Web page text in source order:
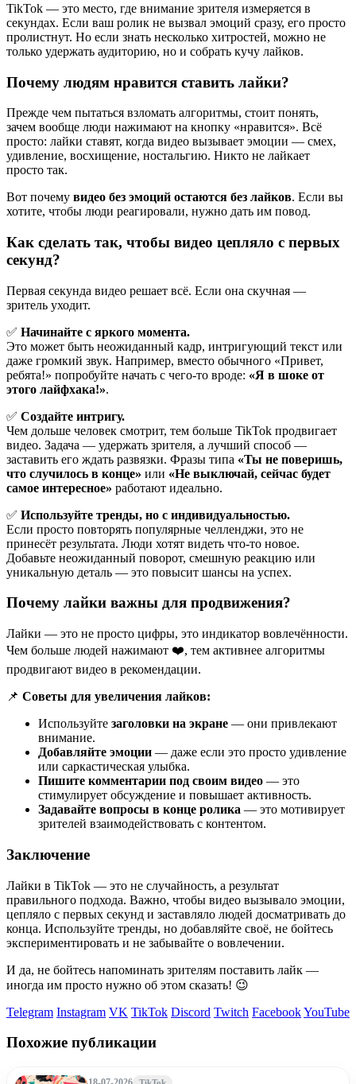
TikTok — это место, где внимание зрителя измеряется в
секундах. Если ваш ролик не вызвал эмоций сразу, его просто
пролистнут. Но если знать несколько хитростей, можно не
только удержать аудиторию, но и собрать кучу лайков.
Почему людям нравится ставить лайки?
Прежде чем пытаться взломать алгоритмы, стоит понять,
зачем вообще люди нажимают на кнопку «нравится». Всё
просто: лайки ставят, когда видео вызывает эмоции — смех,
удивление, восхищение, ностальгию. Никто не лайкает
просто так.
Вот почему видео без эмоций остаются без лайков. Если вы
хотите, чтобы люди реагировали, нужно дать им повод.
Как сделать так, чтобы видео цепляло с первых
секунд?
Первая секунда видео решает всё. Если она скучная —
зритель уходит.
✅ Начинайте с яркого момента.
Это может быть неожиданный кадр, интригующий текст или
даже громкий звук. Например, вместо обычного «Привет,
ребята!» попробуйте начать с чего-то вроде: «Я в шоке от
этого лайфхака!».
✅ Создайте интригу.
Чем дольше человек смотрит, тем больше TikTok продвигает
видео. Задача — удержать зрителя, а лучший способ —
заставить его ждать развязки. Фразы типа «Ты не поверишь,
что случилось в конце» или «Не выключай, сейчас будет
самое интересное» работают идеально.
✅ Используйте тренды, но с индивидуальностью.
Если просто повторять популярные челленджи, это не
принесёт результата. Люди хотят видеть что-то новое.
Добавьте неожиданный поворот, смешную реакцию или
уникальную деталь — это повысит шансы на успех.
Почему лайки важны для продвижения?
Лайки — это не просто цифры, это индикатор вовлечённости.
Чем больше людей нажимают ❤️, тем активнее алгоритмы
продвигают видео в рекомендации.
📌 Советы для увеличения лайков:
Используйте заголовки на экране — они привлекают
внимание.
Добавляйте эмоции — даже если это просто удивление
или саркастическая улыбка.
Пишите комментарии под своим видео — это
стимулирует обсуждение и повышает активность.
Задавайте вопросы в конце ролика — это мотивирует
зрителей взаимодействовать с контентом.
Заключение
Лайки в TikTok — это не случайность, а результат
правильного подхода. Важно, чтобы видео вызывало эмоции,
цепляло с первых секунд и заставляло людей досматривать до
конца. Используйте тренды, но добавляйте своё, не бойтесь
экспериментировать и не забывайте о вовлечении.
И да, не бойтесь напоминать зрителям поставить лайк —
иногда им просто нужно об этом сказать! 😉
Telegram Instagram VK TikTok Discord Twitch FacebookYouTube
Похожие публикации